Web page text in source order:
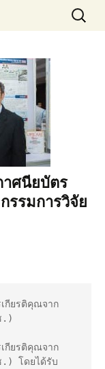
ค้นหา
สำหรับ:
าศนียบัตร
รรมการวิจัย
กียรติคุณจาก
.)
กียรติคุณจาก
.) โดยได้รับ